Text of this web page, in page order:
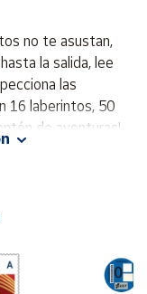
no te asustan,
la salida, lee
las
16 laberintos, 50
de aventuras!